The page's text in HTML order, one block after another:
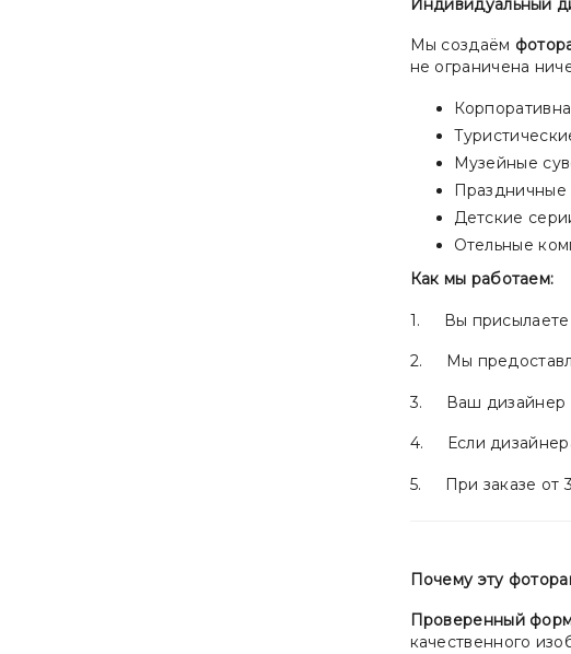
Мы создаём
не ограничена
Музейные
Детские
Отельные
Как мы работаем:
1. Вы присылаете
2. Мы
3. Ваш дизайнер
4. Если
5. При заказе от
Почему эту
Проверенный
качественного